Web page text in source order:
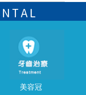
美容冠